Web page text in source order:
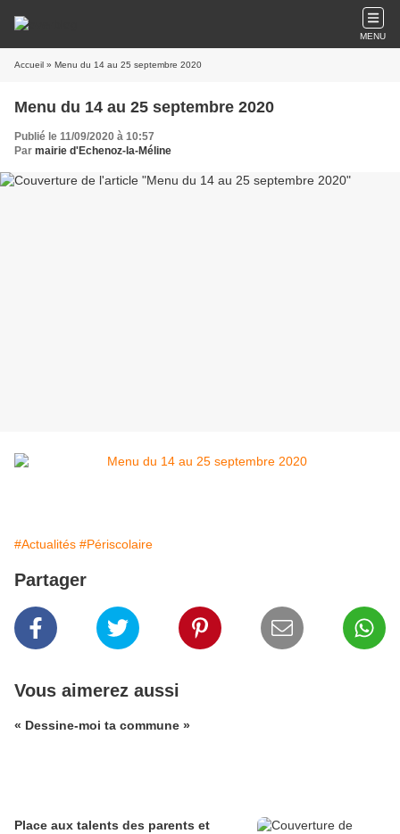
MENU
Accueil » Menu du 14 au 25 septembre 2020
Menu du 14 au 25 septembre 2020
Publié le 11/09/2020 à 10:57
Par mairie d'Echenoz-la-Méline
#Actualités #Périscolaire
Partager
Vous aimerez aussi
« Dessine-moi ta commune »
Place aux talents des parents et